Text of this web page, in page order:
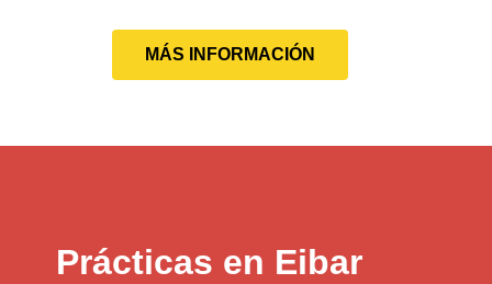
MÁS INFORMACIÓN
Prácticas en Eibar